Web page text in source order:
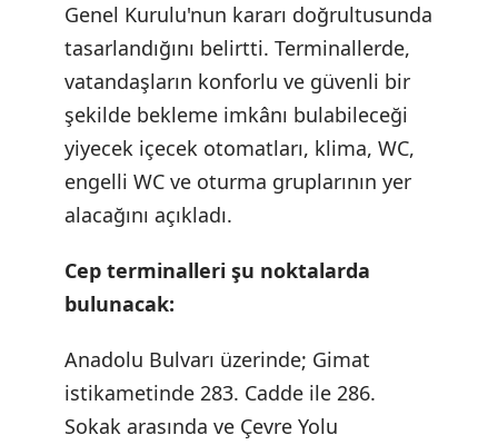
Genel Kurulu'nun kararı doğrultusunda
tasarlandığını belirtti. Terminallerde,
vatandaşların konforlu ve güvenli bir
şekilde bekleme imkânı bulabileceği
yiyecek içecek otomatları, klima, WC,
engelli WC ve oturma gruplarının yer
alacağını açıkladı.
Cep terminalleri şu noktalarda
bulunacak:
Anadolu Bulvarı üzerinde; Gimat
istikametinde 283. Cadde ile 286.
Sokak arasında ve Çevre Yolu